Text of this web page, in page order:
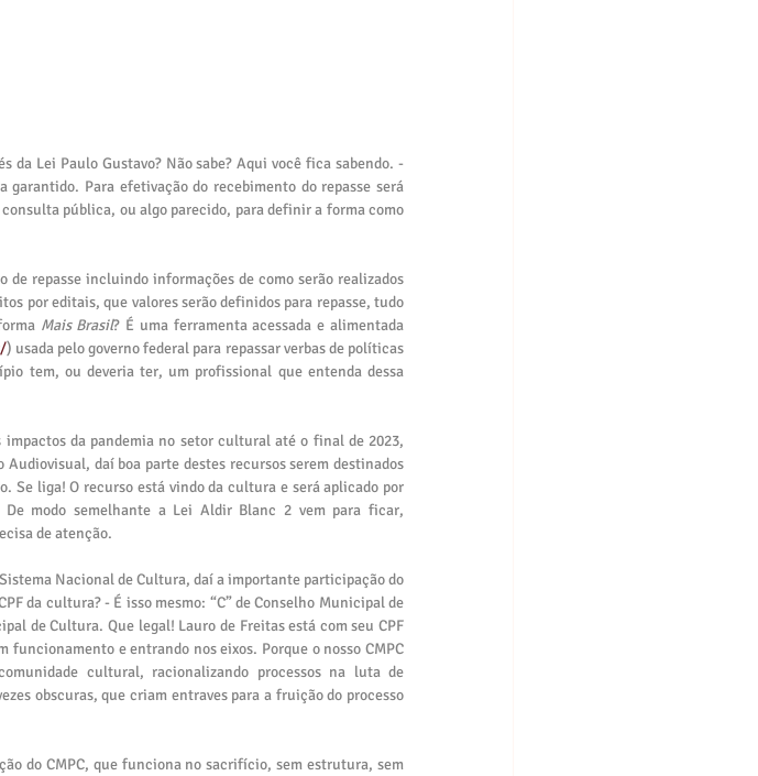
da Lei Paulo Gustavo? Não sabe? Aqui você fica sabendo. -
Para efetivação do recebimento do repasse será
pública, ou algo parecido, para definir a forma como
de repasse incluindo informações de como serão realizados
por editais, que valores serão definidos para repasse, tudo
Mais Brasil? É uma ferramenta acessada e alimentada
) usada pelo governo federal para repassar verbas de políticas
tem, ou deveria ter, um profissional que entenda dessa
da pandemia no setor cultural até o final de 2023,
daí boa parte destes recursos serem destinados
Se liga! O recurso está vindo da cultura e será aplicado por
modo semelhante a Lei Aldir Blanc 2 vem para ficar,
de atenção.
Nacional de Cultura, daí a importante participação do
da cultura? - É isso mesmo: “C” de Conselho Municipal de
de Cultura. Que legal! Lauro de Freitas está com seu CPF
e entrando nos eixos. Porque o nosso CMPC
cultural, racionalizando processos na luta de
obscuras, que criam entraves para a fruição do processo
do CMPC, que funciona no sacrifício, sem estrutura, sem